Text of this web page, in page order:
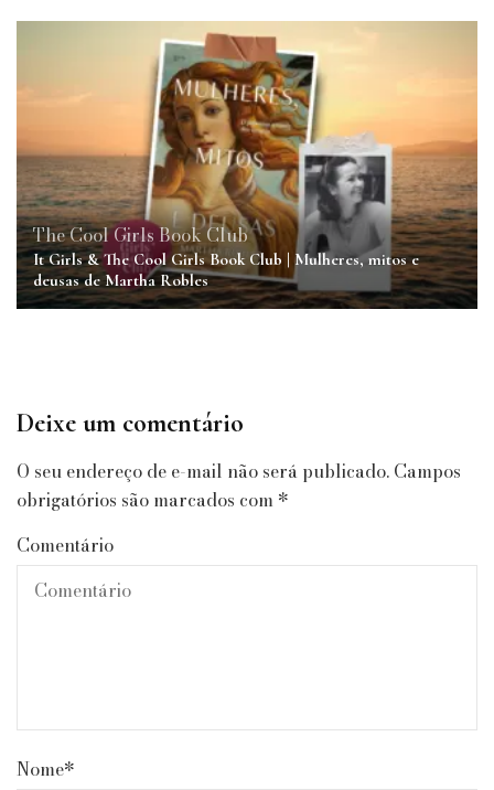
The Cool Girls Book Club
It Girls & The Cool Girls Book Club | Mulheres, mitos e
deusas de Martha Robles
Deixe um comentário
O seu endereço de e-mail não será publicado. Campos
obrigatórios são marcados com *
Comentário
Nome*